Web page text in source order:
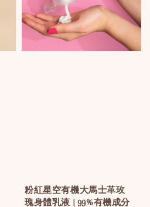
粉紅星空有機大馬士革玫
瑰身體乳液 | 99%有機成分